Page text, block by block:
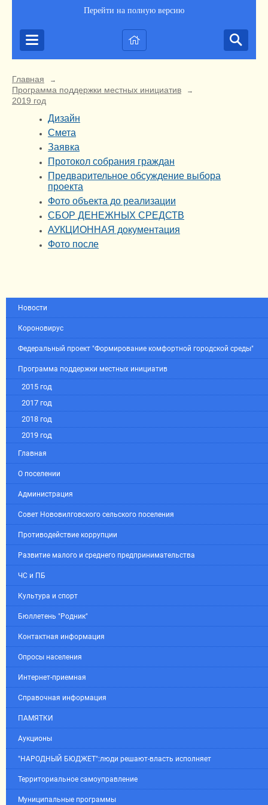
Перейти на полную версию
Главная →
Программа поддержки местных инициатив →
2019 год
Дизайн
Смета
Заявка
Протокол собрания граждан
Предварительное обсуждение выбора
проекта
Фото объекта до реализации
СБОР ДЕНЕЖНЫХ СРЕДСТВ
АУКЦИОННАЯ документация
Фото после
Новости
Короновирус
Федеральный проект "Формирование комфортной городской среды"
Программа поддержки местных инициатив
2015 год
2017 год
2018 год
2019 год
Главная
О поселении
Администрация
Совет Нововилговского сельского поселения
Противодействие коррупции
Развитие малого и среднего предпринимательства
ЧС и ПБ
Культура и спорт
Бюллетень "Родник"
Контактная информация
Опросы населения
Интернет-приемная
Справочная информация
ПАМЯТКИ
Аукционы
"НАРОДНЫЙ БЮДЖЕТ":люди решают-власть исполняет
Территориальное самоуправление
Муниципальные программы